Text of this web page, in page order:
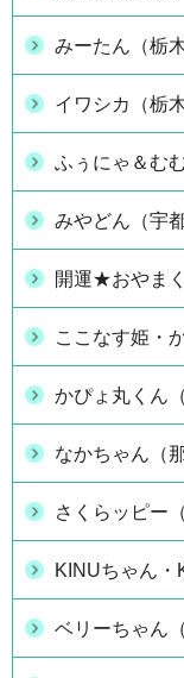
みーたん（栃木
イワシカ（栃木
ふぅにゃ＆む
みやどん（宇
開運★おやま
ここなす姫・
かぴょ丸くん
なかちゃん（
さくらッピー
KINUちゃん・
ベリーちゃん